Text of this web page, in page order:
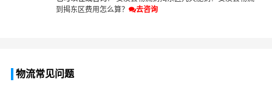
到揭东区费用怎么算？
去咨询
物流常见问题